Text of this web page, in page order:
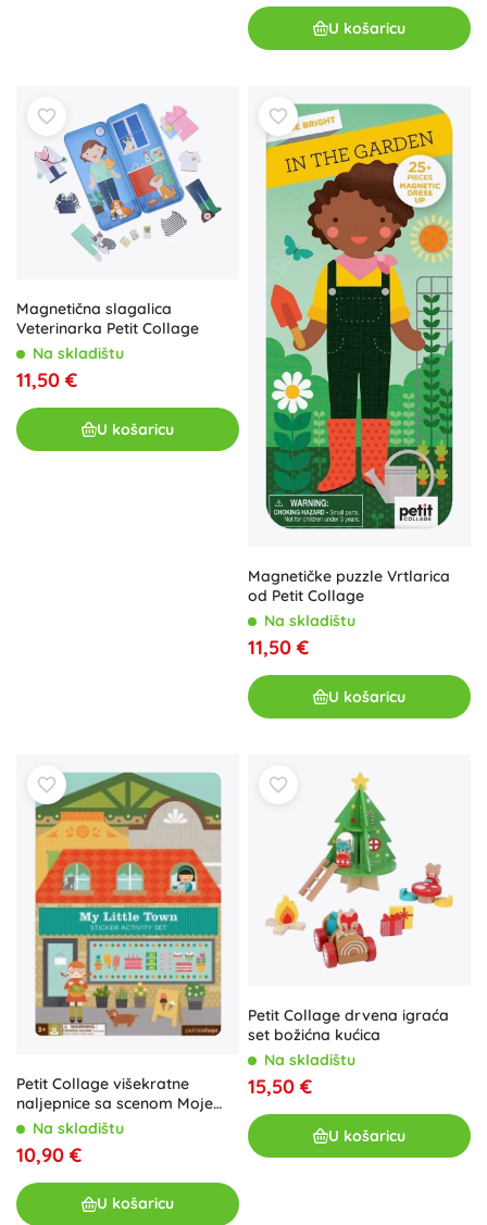
U košaricu
Magnetična slagalica
Veterinarka Petit Collage
Na skladištu
11,50 €
U košaricu
Magnetičke puzzle Vrtlarica
od Petit Collage
Na skladištu
11,50 €
U košaricu
Petit Collage višekratne
naljepnice sa scenom Moje
malo mjesto
Na skladištu
10,90 €
U košaricu
Petit Collage drvena igraća
set božićna kućica
Na skladištu
15,50 €
U košaricu